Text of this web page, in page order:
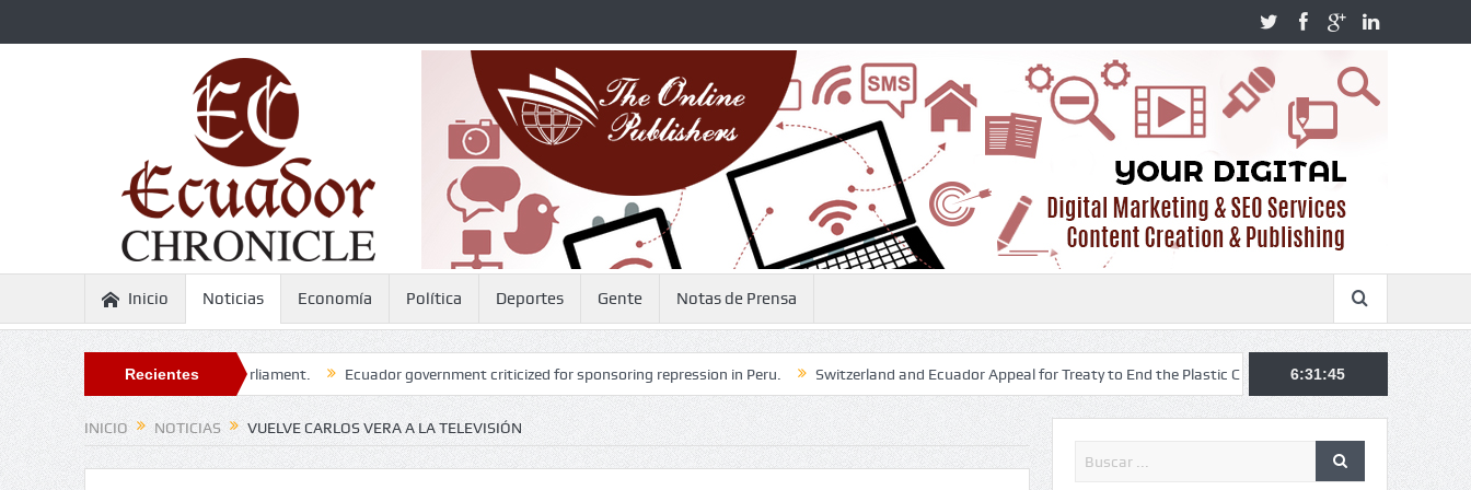
Inicio Noticias Economía Política Deportes Gente Notas de Prensa
Recientes
to appear before Parliament. Ecuador government criticized for sponsoring repression in Peru. Switzerland and Ecuador Appeal for Treaty to End the Plastic Crisis. You must have these foods in
6:31:45
INICIO NOTICIAS VUELVE CARLOS VERA A LA TELEVISIÓN